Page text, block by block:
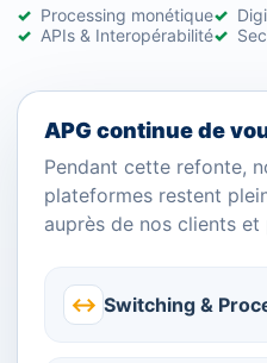
Processing monétique
APIs & Interopérabilité
APG continue de
Pendant cette refonte,
plateformes restent
auprès de nos clients et
↔ Switching &